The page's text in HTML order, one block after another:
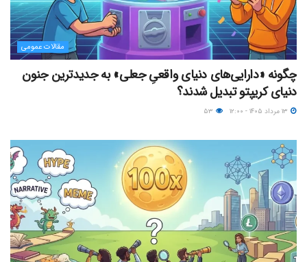
مقالات عمومی
چگونه «دارایی‌های دنیای واقعیِ جعلی» به جدیدترین جنون
دنیای کریپتو تبدیل شدند؟